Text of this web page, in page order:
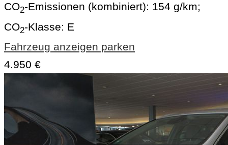
CO2-Emissionen (kombiniert): 154 g/km;
CO2-Klasse: E
Fahrzeug anzeigen parken
4.950 €